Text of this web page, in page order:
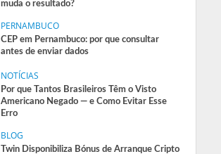
muda o resultado?
PERNAMBUCO
CEP em Pernambuco: por que consultar
antes de enviar dados
NOTÍCIAS
Por que Tantos Brasileiros Têm o Visto
Americano Negado — e Como Evitar Esse
Erro
BLOG
Twin Disponibiliza Bónus de Arranque Cripto